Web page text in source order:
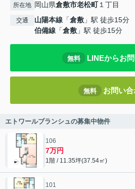
所在地 岡山県倉敷市老松町１丁目
交通 山陽本線 「倉敷 」駅 徒歩15分
伯備線 「倉敷 」駅 徒歩15分
無料 LINEからお
無料 お問い
エトワールブランシュの募集中物件
106
7万円
1階 / 11.35坪(37.54㎡)
101